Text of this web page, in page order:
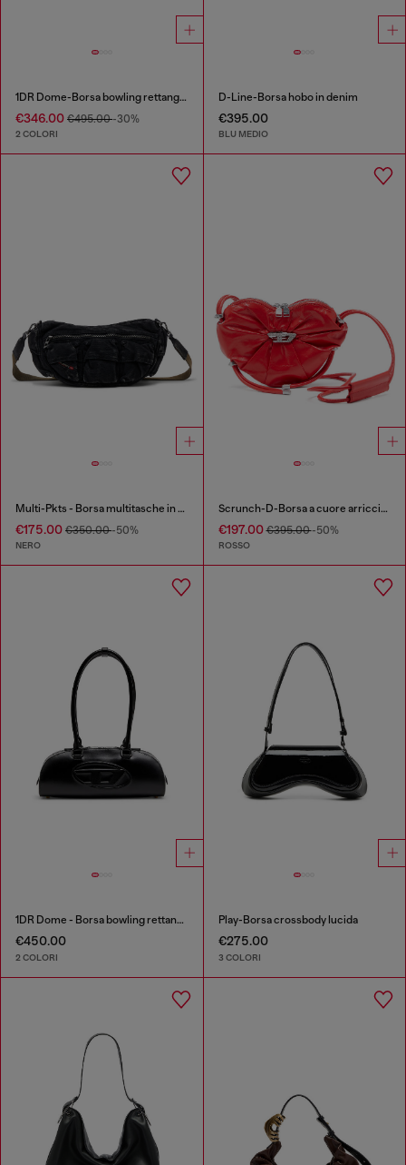
1DR Dome-Borsa bowling rettangolare in pelle effetto snake
€346.00 €495.00-30%
2 COLORI
D-Line-Borsa hobo in denim
€395.00
BLU MEDIO
Multi-Pkts - Borsa multitasche in denim washed
€175.00 €350.00-50%
NERO
Scrunch-D-Borsa a cuore arricciata in pelle
€197.00€395.00-50%
ROSSO
1DR Dome - Borsa bowling rettangolare in pelle
€450.00
2 COLORI
Play-Borsa crossbody lucida
€275.00
3 COLORI